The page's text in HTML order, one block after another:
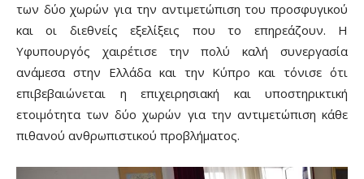
των δύο χωρών για την αντιμετώπιση του προσφυγικού
και οι διεθνείς εξελίξεις που το επηρεάζουν. Η
Υφυπουργός χαιρέτισε την πολύ καλή συνεργασία
ανάμεσα στην Ελλάδα και την Κύπρο και τόνισε ότι
επιβεβαιώνεται η επιχειρησιακή και υποστηρικτική
ετοιμότητα των δύο χωρών για την αντιμετώπιση κάθε
πιθανού ανθρωπιστικού προβλήματος.